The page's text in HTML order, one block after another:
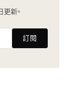
新。
訂閱